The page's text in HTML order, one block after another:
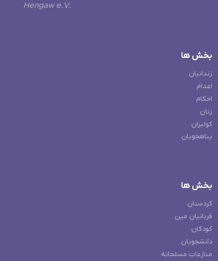
Hengaw e.V.
بخش ها
زندانیان
اعدام
احکام
زنان
کولبران
پناهجویان
بخش ها
کردستان
قربانیان مین
کودکان
دانشجویان
منازعات مسلحانه